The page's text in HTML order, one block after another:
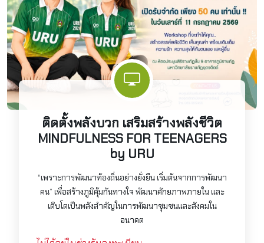
ติดตั้งพลังบวก เสริมสร้างพลังชีวิต
MINDFULNESS FOR TEENAGERS
by URU
“เพราะการพัฒนาท้องถิ่นอย่างยั่งยืน เริ่มต้นจากการพัฒนา
คน” เพื่อสร้างภูมิคุ้มกันทางใจ พัฒนาศักยภาพภายใน และ
เติบโตเป็นพลังสำคัญในการพัฒนาชุมชนและสังคมใน
อนาคต